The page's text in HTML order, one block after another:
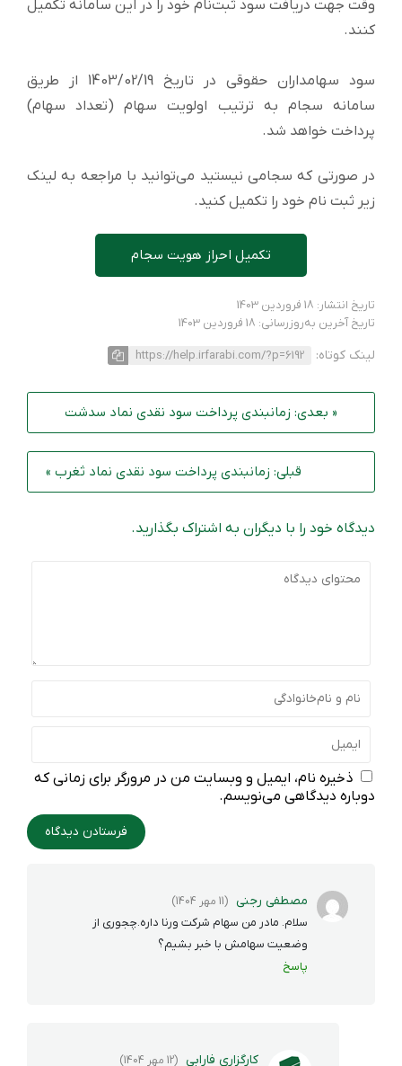
وقت جهت دریافت سود ثبت‌نام خود را در این سامانه تکمیل
کنند.
سود سهامداران حقوقی در تاریخ 1403/02/19 از طریق
سامانه سجام به ترتیب اولویت سهام (تعداد سهام)
پرداخت خواهد شد.
در صورتی که سجامی نیستید می‌توانید با مراجعه به لینک
زیر ثبت نام خود را تکمیل کنید.
تکمیل احراز هویت سجام
تاریخ انتشار: 18 فروردین 1403
تاریخ آخرین به‌روزرسانی: 18 فروردین 1403
لینک کوتاه: https://help.irfarabi.com/?p=6192
« بعدی: زمانبندی پرداخت سود نقدی نماد سدشت
قبلی: زمانبندی پرداخت سود نقدی نماد ثغرب »
دیدگاه خود را با دیگران به اشتراک بگذارید.
ذخیره نام، ایمیل و وبسایت من در مرورگر برای زمانی که
دوباره دیدگاهی می‌نویسم.
مصطفی رجنی (11 مهر 1404)
سلام. مادر من سهام شرکت ورنا داره.چجوری از
وضعیت سهامش با خبر بشیم؟
پاسخ
کارگزاری فارابی (12 مهر 1404)